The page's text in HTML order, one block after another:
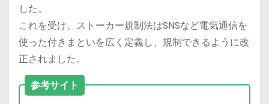
した。
これを受け、ストーカー規制法はSNSなど電気通信を
使った付きまといを広く定義し、規制できるように改
正されました。
参考サイト